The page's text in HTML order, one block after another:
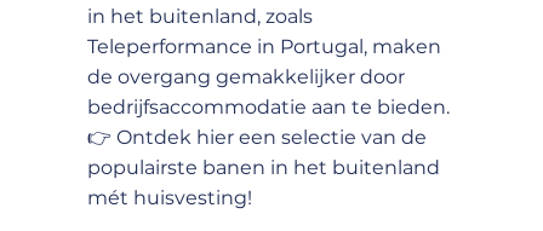
in het buitenland, zoals
Teleperformance in Portugal, maken
de overgang gemakkelijker door
bedrijfsaccommodatie aan te bieden.
👉 Ontdek hier een selectie van de
populairste banen in het buitenland
mét huisvesting!